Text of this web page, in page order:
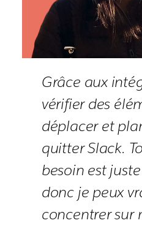
Grâce aux
vérifier des
déplacer et
quitter Slack.
besoin est
donc je peux
concentrer sur